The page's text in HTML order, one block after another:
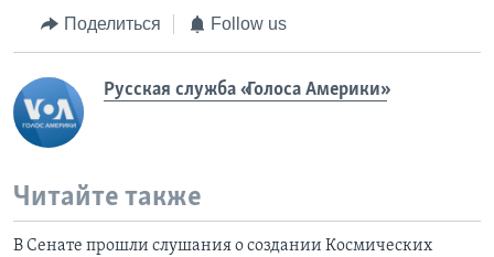
Поделиться Follow us
Русская служба «Голоса Америки»
Читайте также
В Сенате прошли слушания о создании Космических